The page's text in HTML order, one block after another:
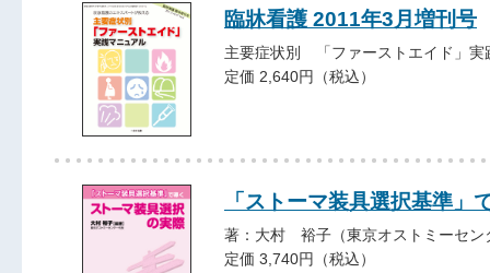
臨牀看護 2011年3月増刊号
主要症状別 「ファーストエイド」
定価 2,640円（税込）
「ストーマ装具選択基準」
著：大村 裕子（東京オストミーセン
定価 3,740円（税込）